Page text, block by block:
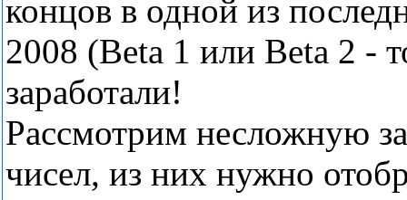
концов в одной из
2008 (Beta 1 или Beta 2 -
заработали!
Рассмотрим несложную
чисел, из них нужно